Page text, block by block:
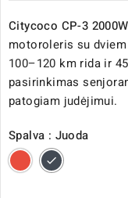
Citycoco CP-3 2000W
motoroleris su
100–120 km rida ir
pasirinkimas
patogiam judėjimui.
Spalva : Juoda
RaudonaJuoda